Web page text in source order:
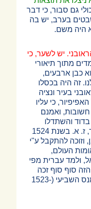
גם סבור, כי דבר
בערב, יש בה
היה משם.
יש לשער, כי
מתוך תיאורי
כבן ארבעים,
זה היה בכסלו
דוד הראובני בעיר ונציה
כי עליו
חשובות, ואמנם
והשתדלו
עבורו בחצר האפיפיור. בחודש אדר רפ"ד, ז. א. בשנת 1524
וזוכה להתקבל ע"י
העולם,
ולמד עברית מפי
סוף סוף זכה
דוד הראובני להתקבל אצל האפיפיור קלמנס השביעי (1523-